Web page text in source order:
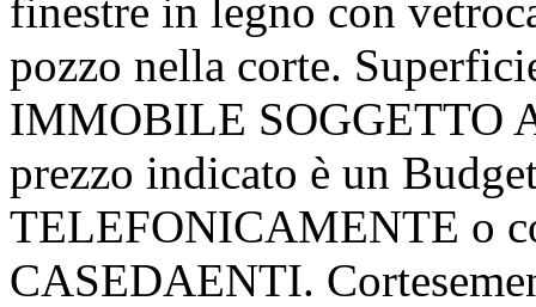
finestre in legno con
pozzo nella corte.
IMMOBILE SOGGETTO
prezzo indicato è un
TELEFONICAMENTE o
CASEDAENTI.